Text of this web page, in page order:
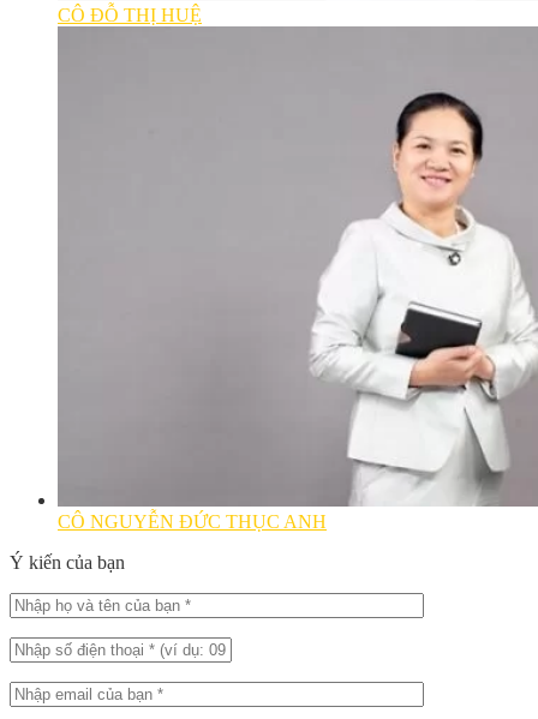
CÔ ĐỖ THỊ HUỆ
CÔ NGUYỄN ĐỨC THỤC ANH
Ý kiến của bạn